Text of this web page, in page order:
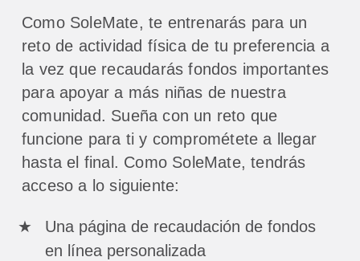
Como SoleMate, te entrenarás para un
reto de actividad física de tu preferencia a
la vez que recaudarás fondos importantes
para apoyar a más niñas de nuestra
comunidad. Sueña con un reto que
funcione para ti y comprométete a llegar
hasta el final. Como SoleMate, tendrás
acceso a lo siguiente:
Una página de recaudación de fondos
en línea personalizada